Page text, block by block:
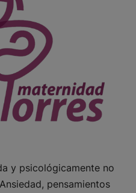
y psicológicamente no
pensamientos